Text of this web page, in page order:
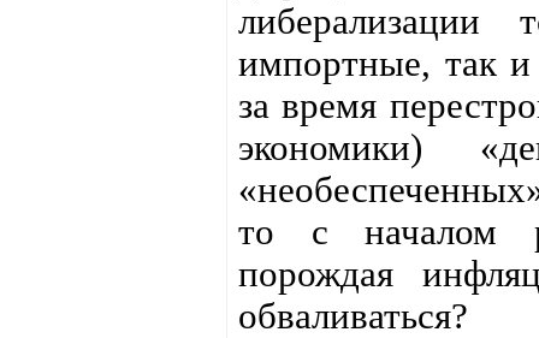
импортные, так и
за время
экономики)
то с началом
порождая
обваливаться?